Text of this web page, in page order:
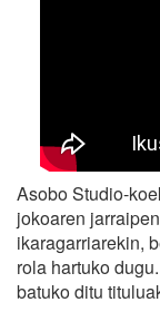
Asobo Studio-
jokoaren
ikaragarriarekin,
rola hartuko
batuko ditu